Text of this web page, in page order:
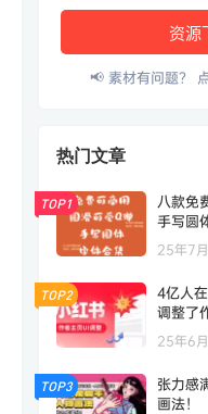
资源
📢 素材有问题？
热门文章
TOP1
八款免
手写圆
25年7
TOP2
4亿人
调整了
25年6
TOP3
张力感
画法！